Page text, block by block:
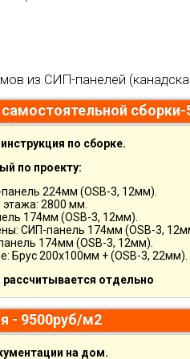
из СИП-панелей
по сборке.
по проекту:
224мм (OSB-3, 12мм).
этажа: 2800 мм.
174мм (OSB-3, 12мм).
СИП-панель 174мм (OSB-3,
174мм (OSB-3, 12мм).
Брус 200х100мм + (OSB-3, 22мм).
отдельно
- 9500руб/м2
на дом.